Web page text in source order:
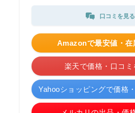
口コミを見る
Amazonで最安値・在
楽天で価格・口コミ
Yahooショッピングで価格